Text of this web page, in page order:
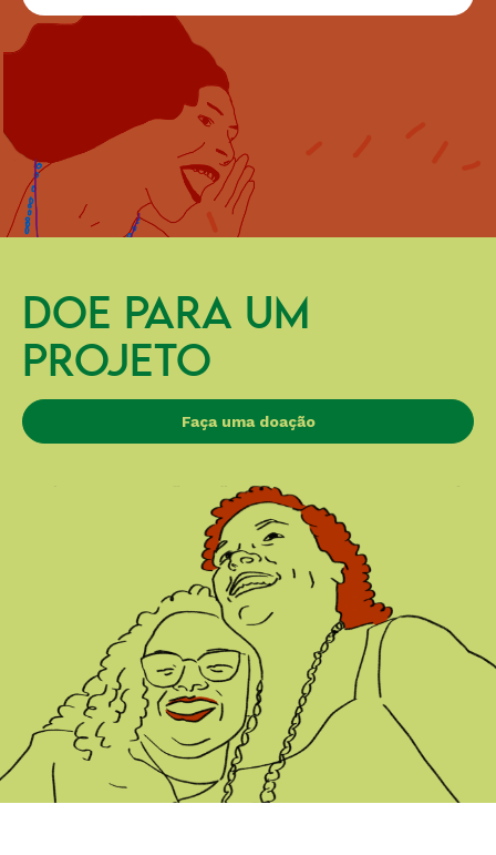
DOE PARA UM
PROJETO
Faça uma doação